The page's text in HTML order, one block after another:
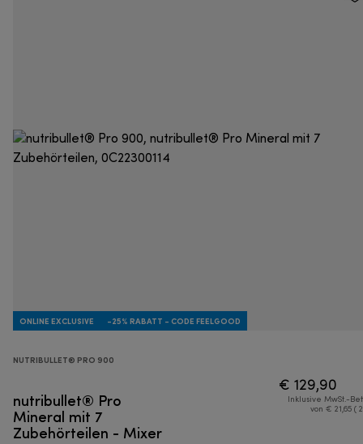
ONLINE EXCLUSIVE -25% RABATT - CODE FEELGOOD
NUTRIBULLET® PRO 900
nutribullet® Pro
Mineral mit 7
Zubehörteilen - Mixer
€ 129,90
Inklusive MwSt.-
von € 21,65 (